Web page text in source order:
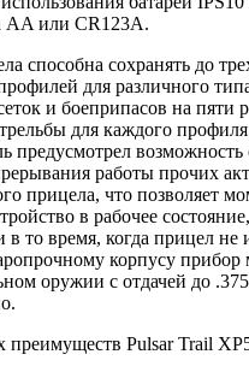
AA или CR123A.
способна сохранять до
для различного
и боеприпасов на пяти
для каждого
предусмотрел
работы прочих
прицела, что позволяет
в рабочее
в то время, когда прицел не
корпусу
оружии с отдачей до
преимуществ Pulsar Trail